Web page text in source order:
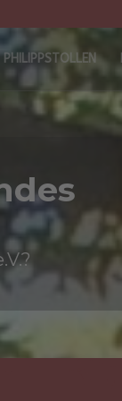
PHILIPPSTOLLEN